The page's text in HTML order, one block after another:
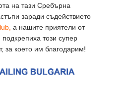
на тази Сребърна
заради съдействието
а нашите приятели от
подкрепиха този супер
за което им благодарим!